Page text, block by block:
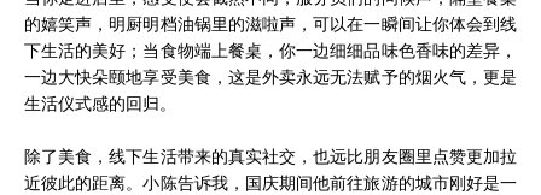
的嬉笑声，明厨明档油锅里的滋啦声，可以在一瞬间让你体会到线
下生活的美好；当食物端上餐桌，你一边细细品味色香味的差异，
一边大快朵颐地享受美食，这是外卖永远无法赋予的烟火气，更是
生活仪式感的回归。
除了美食，线下生活带来的真实社交，也远比朋友圈里点赞更加拉
近彼此的距离。小陈告诉我，国庆期间他前往旅游的城市刚好是一